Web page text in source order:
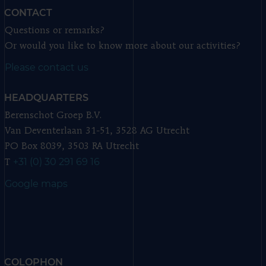
CONTACT
Questions or remarks?
Or would you like to know more about our activities?
Please contact us
HEADQUARTERS
Berenschot Groep B.V.
Van Deventerlaan 31-51, 3528 AG Utrecht
PO Box 8039, 3503 RA Utrecht
T +31 (0) 30 291 69 16
Google maps
COLOPHON